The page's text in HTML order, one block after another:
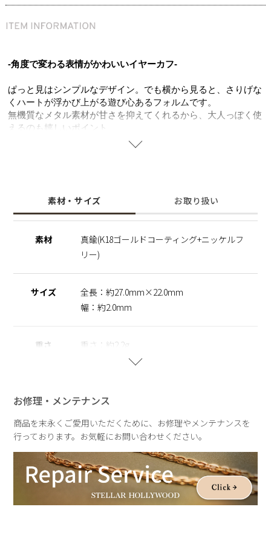
-角度で変わる表情がかわいいイヤーカフ-
ぱっと見はシンプルなデザイン。でも横から見ると、さりげな
くハートが浮かび上がる遊び心あるフォルムです。
無機質なメタル素材が甘さを抑えてくれるから、大人っぽく使
えるのも嬉しいポイント。
シンプルな服に合わせるだけで、耳元にほんのり可愛さとモー
◆耳まわりのコーデが完成するお得なセットはこちら
￥1,100)
※ニッケルフリー
金属製のアクセサリーに含まれるニッケルで引き起こるアレル
素材・サイズ お取り扱い
素材
真鍮(K18ゴールドコーティング+ニッケルフ
リー)
サイズ
全長：約27.0mm×22.0mm
幅：約2.0mm
重さ 重さ：約2.2g
お修理・メンテナンス
商品を末永くご愛用いただくために、お修理やメンテナンスを
行っております。お気軽にお問い合わせください。